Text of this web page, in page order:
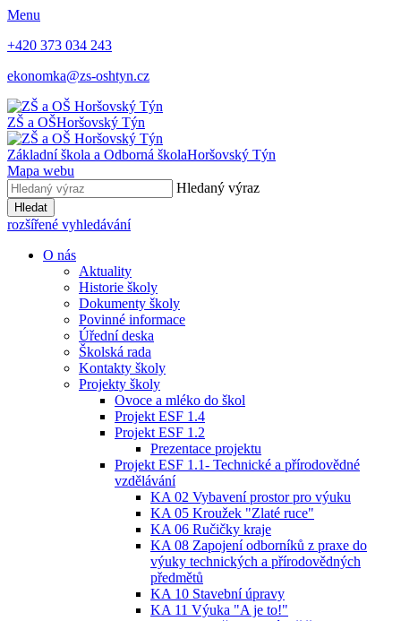
Menu
+420 373 034 243
ekonomka@zs-oshtyn.cz
ZŠ a OŠHoršovský Týn
Základní škola a Odborná školaHoršovský Týn
Mapa webu
Hledaný výraz
Hledat
rozšířené vyhledávání
O nás
Aktuality
Historie školy
Dokumenty školy
Povinné informace
Úřední deska
Školská rada
Kontakty školy
Projekty školy
Ovoce a mléko do škol
Projekt ESF 1.4
Projekt ESF 1.2
Prezentace projektu
Projekt ESF 1.1- Technické a přírodovědné
vzdělávání
KA 02 Vybavení prostor pro výuku
KA 05 Kroužek "Zlaté ruce"
KA 06 Ručičky kraje
KA 08 Zapojení odborníků z praxe do
výuky technických a přírodovědných
předmětů
KA 10 Stavební úpravy
KA 11 Výuka "A je to!"